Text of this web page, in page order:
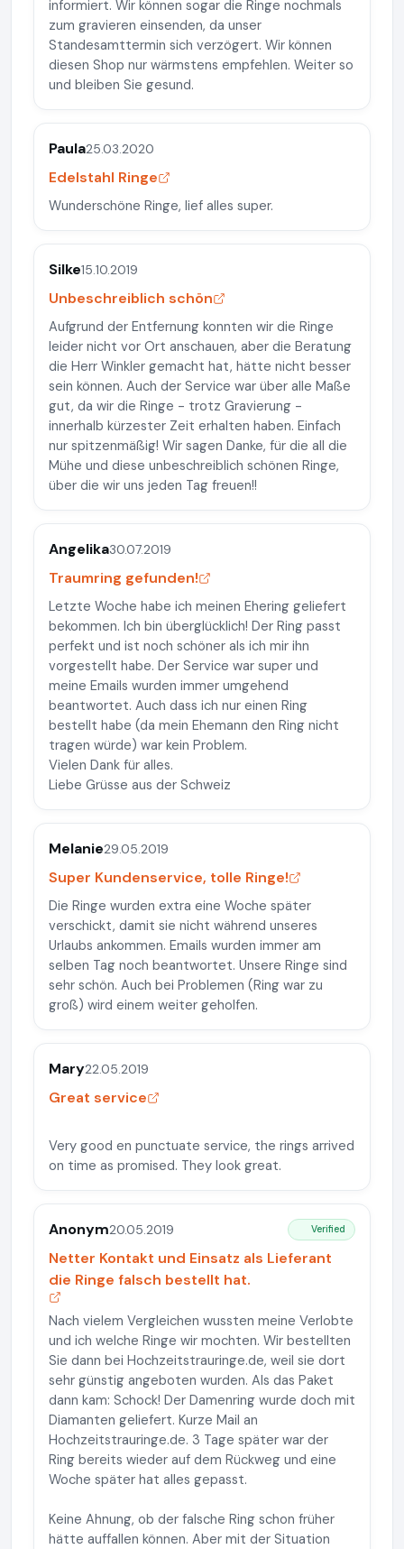
informiert. Wir können sogar die Ringe nochmals
zum gravieren einsenden, da unser
Standesamttermin sich verzögert. Wir können
diesen Shop nur wärmstens empfehlen. Weiter so
und bleiben Sie gesund.
Paula25.03.2020
Edelstahl Ringe
Wunderschöne Ringe, lief alles super.
Silke15.10.2019
Unbeschreiblich schön
Aufgrund der Entfernung konnten wir die Ringe
leider nicht vor Ort anschauen, aber die Beratung
die Herr Winkler gemacht hat, hätte nicht besser
sein können. Auch der Service war über alle Maße
gut, da wir die Ringe - trotz Gravierung -
innerhalb kürzester Zeit erhalten haben. Einfach
nur spitzenmäßig! Wir sagen Danke, für die all die
Mühe und diese unbeschreiblich schönen Ringe,
über die wir uns jeden Tag freuen!!
Angelika30.07.2019
Traumring gefunden!
Letzte Woche habe ich meinen Ehering geliefert
bekommen. Ich bin überglücklich! Der Ring passt
perfekt und ist noch schöner als ich mir ihn
vorgestellt habe. Der Service war super und
meine Emails wurden immer umgehend
beantwortet. Auch dass ich nur einen Ring
bestellt habe (da mein Ehemann den Ring nicht
tragen würde) war kein Problem.
Vielen Dank für alles.
Liebe Grüsse aus der Schweiz
Melanie29.05.2019
Super Kundenservice, tolle Ringe!
Die Ringe wurden extra eine Woche später
verschickt, damit sie nicht während unseres
Urlaubs ankommen. Emails wurden immer am
selben Tag noch beantwortet. Unsere Ringe sind
sehr schön. Auch bei Problemen (Ring war zu
groß) wird einem weiter geholfen.
Mary22.05.2019
Great service
Very good en punctuate service, the rings arrived
on time as promised. They look great.
Anonym20.05.2019 Verified
Netter Kontakt und Einsatz als Lieferant
die Ringe falsch bestellt hat.
Nach vielem Vergleichen wussten meine Verlobte
und ich welche Ringe wir mochten. Wir bestellten
Sie dann bei Hochzeitstrauringe.de, weil sie dort
sehr günstig angeboten wurden. Als das Paket
dann kam: Schock! Der Damenring wurde doch mit
Diamanten geliefert. Kurze Mail an
Hochzeitstrauringe.de. 3 Tage später war der
Ring bereits wieder auf dem Rückweg und eine
Woche später hat alles gepasst.
Keine Ahnung, ob der falsche Ring schon früher
hätte auffallen können. Aber mit der Situation